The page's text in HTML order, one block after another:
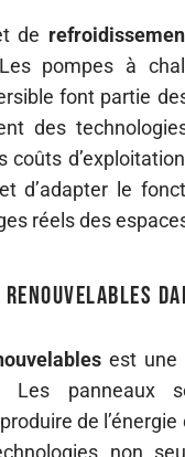
de
pompes à
font partie
des
coûts
d’adapter le
réels des
est une
Les panneaux
de
non